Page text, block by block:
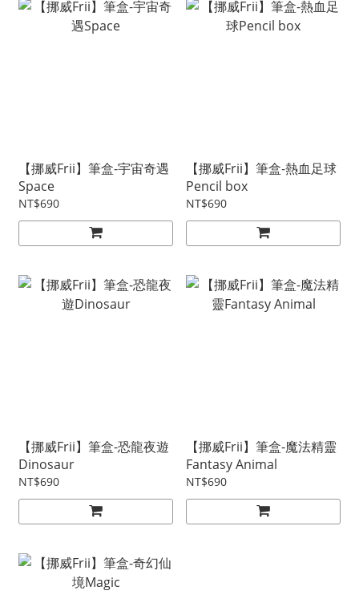
【挪威Frii】筆盒-宇宙奇遇
Space
NT$690
【挪威Frii】筆盒-熱血足球
Pencil box
NT$690
【挪威Frii】筆盒-恐龍夜遊
Dinosaur
NT$690
【挪威Frii】筆盒-魔法精靈
Fantasy Animal
NT$690